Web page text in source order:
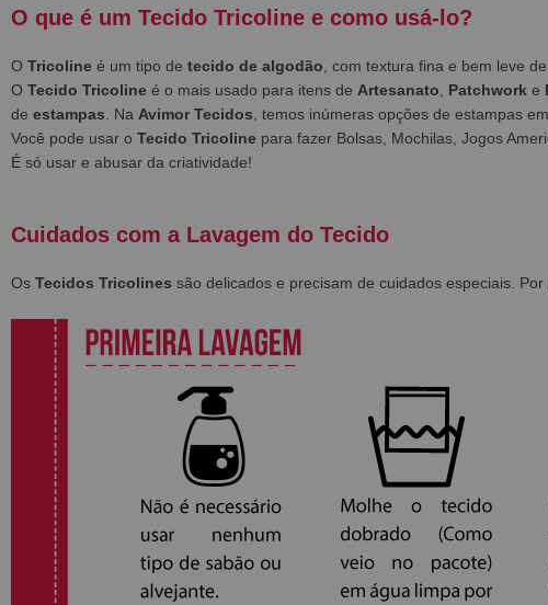
O que é um Tecido Tricoline e como usá-lo?
O Tricoline é um tipo de tecido de algodão , com textura fina e bem leve
O Tecido Tricoline é o mais usado para itens de Artesanato Patchwork e
de estampas . Na Avimor Tecidos , temos inúmeras opções de estampas em
Você pode usar o Tecido Tricoline para fazer Bolsas, Mochilas, Jogos
É só usar e abusar da criatividade!
Cuidados com a Lavagem do Tecido
Os Tecidos Tricolines são delicados e precisam de cuidados especiais.